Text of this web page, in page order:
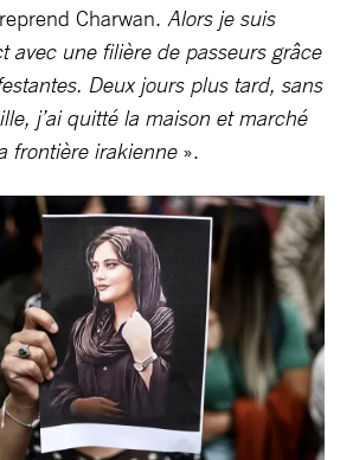
Charwan. Alors je suis
avec une filière de passeurs grâce
Deux jours plus tard, sans
j’ai quitté la maison et marché
frontière irakienne ».